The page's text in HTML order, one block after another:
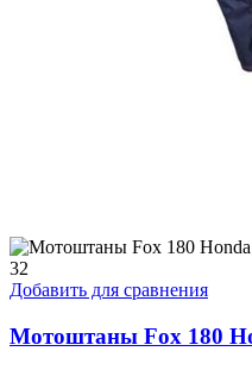
32
Добавить для сравнения
Мотоштаны Fox 180